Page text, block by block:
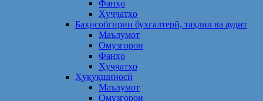
Фанҳо
Ҳуҷҷатҳо
Баҳисобгирии бухгалтерӣ, таҳлил ва аудит
Маълумот
Омузгорон
Фанҳо
Ҳуҷҷатҳо
Ҳуқуқшиносӣ
Маълумот
Омузгорон